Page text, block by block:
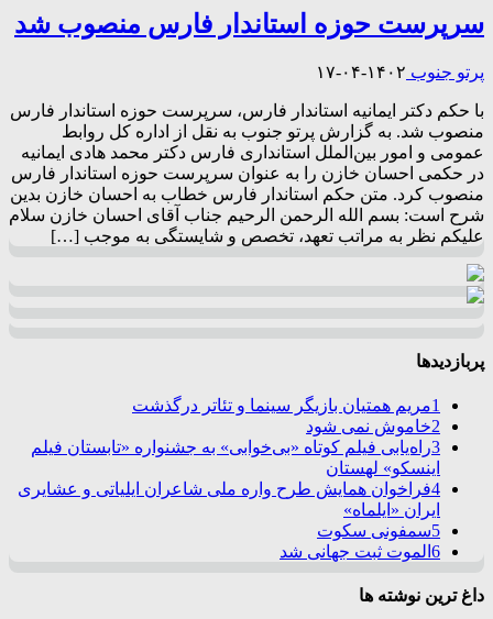
سرپرست حوزه استاندار فارس منصوب شد
پرتو جنوب ۱۴۰۲-۰۴-۱۷
با حکم دکتر ایمانیه استاندار فارس، سرپرست حوزه استاندار فارس
منصوب شد. به گزارش پرتو جنوب به نقل از اداره کل روابط
عمومی و امور بین‌الملل استانداری فارس دکتر محمد هادی ایمانیه
در حکمی احسان خازن را به عنوان سرپرست حوزه استاندار فارس
منصوب کرد. متن حکم استاندار فارس خطاب به احسان خازن بدین
شرح است: بسم الله الرحمن الرحیم جناب آقای احسان خازن سلام
علیکم نظر به مراتب تعهد، تخصص و شایستگی به موجب […]
پربازدیدها
1مریم همتیان بازیگر سینما و تئاتر درگذشت
2خاموش نمی شود
3راه‌یابی فیلم کوتاه «بی‌خوابی» به جشنواره «تابستان فیلم
اینسکو» لهستان
4فراخوان همایش طرح واره ملی شاعران ایلیاتی و عشایری
ایران «ایلماه»
5سمفونی سکوت
6 الموت ثبت جهانی شد
داغ ترین نوشته ها